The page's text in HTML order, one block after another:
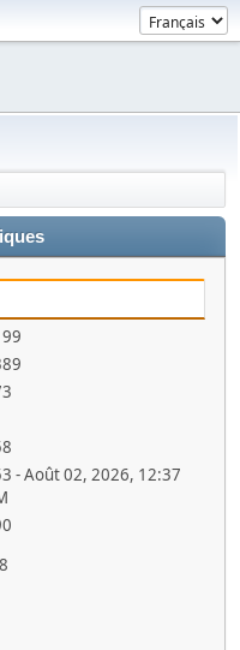
- Août 02, 2026, 12:37